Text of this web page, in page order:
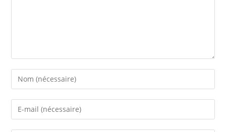
Enter
your
name
Enter
your
email